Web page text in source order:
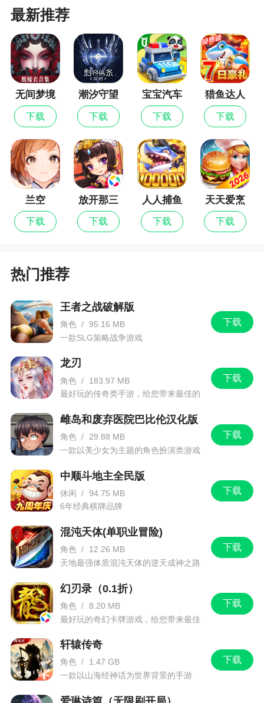
最新推荐
无间梦境
下载
潮汐守望
者
下载
宝宝汽车
城市
下载
猎鱼达人
下载
兰空
下载
放开那三
国
下载
人人捕鱼
下载
天天爱烹
饪
下载
热门推荐
下载
王者之战破解版
角色 / 95.16 MB
一款SLG策略战争游戏
下载
龙刃
角色 /
183.97 MB
最好玩的传奇类手游，给您带来最佳的
下载
雌岛和废弃医院巴比伦汉化版
角色 /
29.88 MB
一款以美少女为主题的角色扮演类游戏
下载
中顺斗地主全民版
休闲 / 94.75 MB
6年经典棋牌品牌
下载
混沌天体(单职业冒险)
角色 /
12.26 MB
天地最强体质混沌天体的逆天成神之路
下载
幻刃录（0.1折）
角色 / 8.20 MB
最好玩的奇幻卡牌游戏，给您带来最佳
下载
轩辕传奇
角色 /
1.47 GB
一款以山海经神话为世界背景的手游